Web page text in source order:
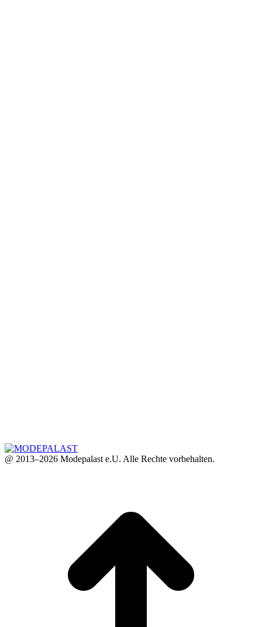
@ 2013–2026 Modepalast e.U. Alle Rechte vorbehalten.